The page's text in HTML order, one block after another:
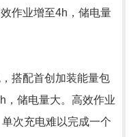
作业增至4h，储电量
搭配首创加装能量包
，储电量大。高效作业
次充电难以完成一个